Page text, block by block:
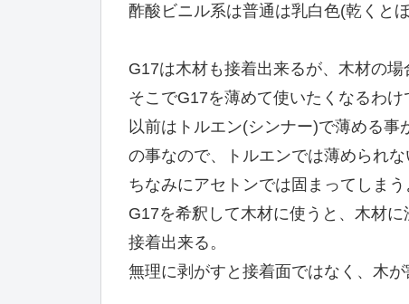
酢酸ビニル系は普通は乳白色(乾くと
G17は木材も接着出来るが、木材の
そこでG17を薄めて使いたくなるわけ
以前はトルエン(シンナー)で薄める
の事なので、トルエンでは薄められな
ちなみにアセトンでは固まってしまう
G17を希釈して木材に使うと、木材
接着出来る。
無理に剥がすと接着面ではなく、木が